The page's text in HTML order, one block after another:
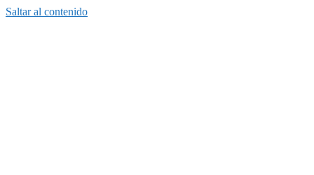
Saltar al contenido